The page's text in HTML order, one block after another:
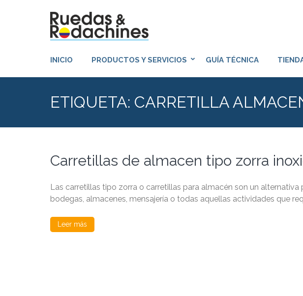
Intro)
INICIO PRODUCTOS Y SERVICIOS GUÍA TÉCNICA
ETIQUETA: CARRETILLA
Carretillas de almacen tipo zorra
Las carretillas tipo zorra o carretillas para almacén son un
bodegas, almacenes, mensajería o todas aquellas actividades que
Leer más